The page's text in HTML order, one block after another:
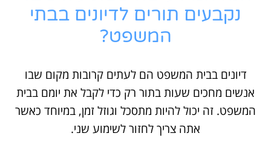
נקבעים תורים לדיונים בבתי
המשפט?
דיונים בבית המשפט הם לעתים קרובות מקום שבו
אנשים מחכים שעות בתור רק כדי לקבל את יומם בבית
המשפט. זה יכול להיות מתסכל וגוזל זמן, במיוחד כאשר
אתה צריך לחזור לשימוע שני.